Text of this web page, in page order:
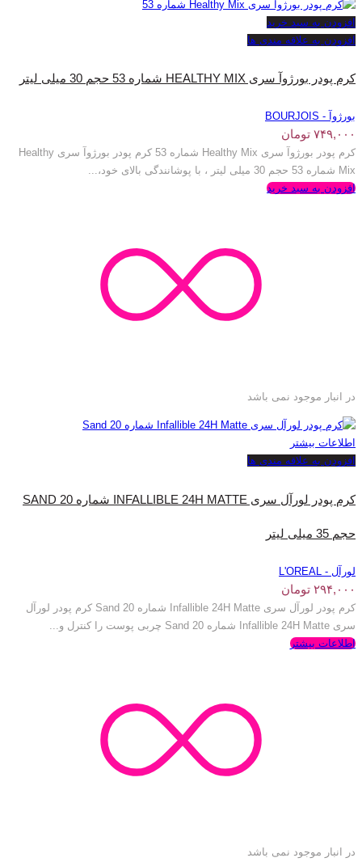
افزودن به سبد خرید
افزودن به علاقه مندی ها
کرم پودر بورژوآ سری HEALTHY MIX شماره 53 حجم 30 میلی لیتر
بورژوآ - BOURJOIS
۷۴۹,۰۰۰ تومان
کرم پودر بورژوآ سری Healthy Mix شماره 53 کرم پودر بورژوآ سری Healthy
Mix شماره 53 حجم 30 میلی لیتر ، با پوشانندگی بالای خود،...
افزودن به سبد خرید
در انبار موجود نمی باشد
اطلاعات بیشتر
افزودن به علاقه مندی ها
کرم پودر لورآل سری INFALLIBLE 24H MATTE شماره 20 SAND
حجم 35 میلی‌ لیتر
لورآل - L'OREAL
۲۹۴,۰۰۰ تومان
کرم پودر لورآل سری Infallible 24H Matte شماره 20 Sand کرم پودر لورآل
سری Infallible 24H Matte شماره 20 Sand چربی پوست را کنترل و...
اطلاعات بیشتر
در انبار موجود نمی باشد